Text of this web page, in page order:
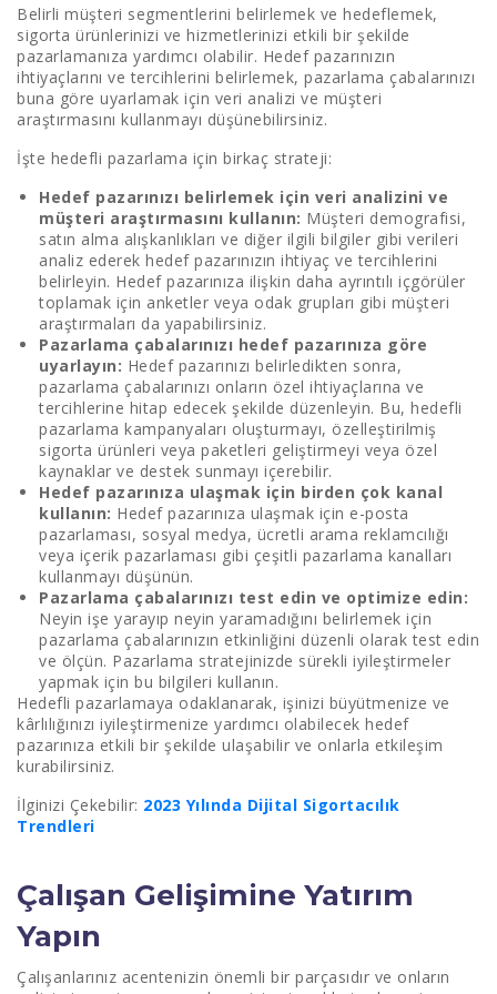
Belirli müşteri segmentlerini belirlemek ve hedeflemek,
sigorta ürünlerinizi ve hizmetlerinizi etkili bir şekilde
pazarlamanıza yardımcı olabilir. Hedef pazarınızın
ihtiyaçlarını ve tercihlerini belirlemek, pazarlama çabalarınızı
buna göre uyarlamak için veri analizi ve müşteri
araştırmasını kullanmayı düşünebilirsiniz.
İşte hedefli pazarlama için birkaç strateji:
Hedef pazarınızı belirlemek için veri analizini ve
müşteri araştırmasını kullanın: Müşteri demografisi,
satın alma alışkanlıkları ve diğer ilgili bilgiler gibi verileri
analiz ederek hedef pazarınızın ihtiyaç ve tercihlerini
belirleyin. Hedef pazarınıza ilişkin daha ayrıntılı içgörüler
toplamak için anketler veya odak grupları gibi müşteri
araştırmaları da yapabilirsiniz.
Pazarlama çabalarınızı hedef pazarınıza göre
uyarlayın: Hedef pazarınızı belirledikten sonra,
pazarlama çabalarınızı onların özel ihtiyaçlarına ve
tercihlerine hitap edecek şekilde düzenleyin. Bu, hedefli
pazarlama kampanyaları oluşturmayı, özelleştirilmiş
sigorta ürünleri veya paketleri geliştirmeyi veya özel
kaynaklar ve destek sunmayı içerebilir.
Hedef pazarınıza ulaşmak için birden çok kanal
kullanın: Hedef pazarınıza ulaşmak için e-posta
pazarlaması, sosyal medya, ücretli arama reklamcılığı
veya içerik pazarlaması gibi çeşitli pazarlama kanalları
kullanmayı düşünün.
Pazarlama çabalarınızı test edin ve optimize edin:
Neyin işe yarayıp neyin yaramadığını belirlemek için
pazarlama çabalarınızın etkinliğini düzenli olarak test edin
ve ölçün. Pazarlama stratejinizde sürekli iyileştirmeler
yapmak için bu bilgileri kullanın.
Hedefli pazarlamaya odaklanarak, işinizi büyütmenize ve
kârlılığınızı iyileştirmenize yardımcı olabilecek hedef
pazarınıza etkili bir şekilde ulaşabilir ve onlarla etkileşim
kurabilirsiniz.
İlginizi Çekebilir: 2023 Yılında Dijital Sigortacılık
Trendleri
Çalışan Gelişimine Yatırım
Yapın
Çalışanlarınız acentenizin önemli bir parçasıdır ve onların